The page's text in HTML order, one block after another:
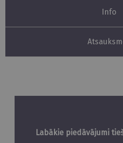
Info
Labākie piedāvājumi